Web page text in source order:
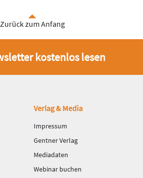
Zurück zum Anfang
kostenlos lesen
Verlag & Media
Impressum
Gentner Verlag
Mediadaten
Webinar buchen